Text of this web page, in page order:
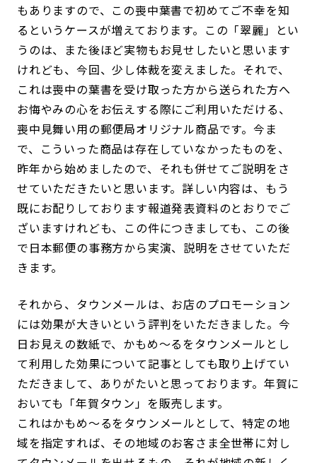
もありますので、この喪中葉書で初めてご不幸を知
るというケースが増えております。この「翠麗」とい
うのは、また後ほど実物もお見せしたいと思います
けれども、今回、少し体裁を変えました。それで、
これは喪中の葉書を受け取った方から送られた方へ
お悔やみの心をお伝えする際にご利用いただける、
喪中見舞い用の郵便局オリジナル商品です。今ま
で、こういった商品は存在していなかったものを、
昨年から始めましたので、それも併せてご説明をさ
せていただきたいと思います。詳しい内容は、もう
既にお配りしております報道発表資料のとおりでご
ざいますけれども、この件につきましても、この後
で日本郵便の事務方から実演、説明をさせていただ
きます。
それから、タウンメールは、お店のプロモーション
には効果が大きいという評判をいただきました。今
日お見えの数紙で、かもめ～るをタウンメールとし
て利用した効果について記事としても取り上げてい
ただきまして、ありがたいと思っております。年賀に
おいても「年賀タウン」を販売します。
これはかもめ～るをタウンメールとして、特定の地
域を指定すれば、その地域のお客さま全世帯に対し